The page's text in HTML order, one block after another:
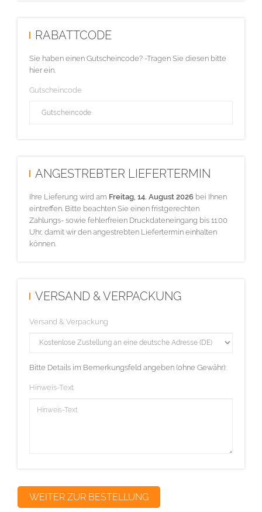
RABATTCODE
Sie haben einen Gutscheincode? -Tragen Sie diesen bitte
hier ein.
Gutscheincode
ANGESTREBTER LIEFERTERMIN
Ihre Lieferung wird am Freitag, 14. August 2026 bei Ihnen
eintreffen. Bitte beachten Sie einen fristgerechten
Zahlungs- sowie fehlerfreien Druckdateneingang bis 11:00
Uhr, damit wir den angestrebten Liefertermin einhalten
können.
VERSAND & VERPACKUNG
Versand & Verpackung
Bitte Details im Bemerkungsfeld angeben (ohne Gewähr):
Hinweis-Text